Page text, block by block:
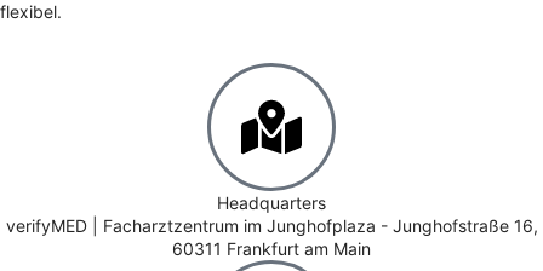
flexibel.
Headquarters
verifyMED | Facharztzentrum im Junghofplaza - Junghofstraße 16,
60311 Frankfurt am Main